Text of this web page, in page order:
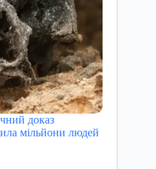
доказ
мільйони людей